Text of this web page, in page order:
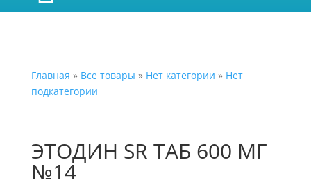
Главная » Все товары » Нет категории » Нет
подкатегории
ЭТОДИН SR ТАБ 600 МГ
№14